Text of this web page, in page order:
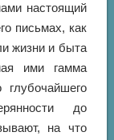
настоящий
письмах, как
жизни и быта
ими гамма
глубочайшего
до
на что